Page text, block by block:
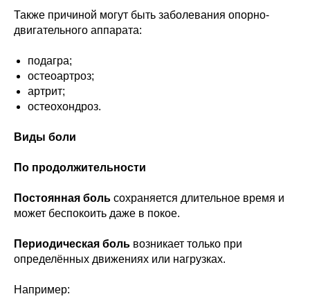
Также причиной могут быть заболевания опорно-
двигательного аппарата:
подагра;
остеоартроз;
артрит;
остеохондроз.
Виды боли
По продолжительности
Постоянная боль сохраняется длительное время и
может беспокоить даже в покое.
Периодическая боль возникает только при
определённых движениях или нагрузках.
Например: